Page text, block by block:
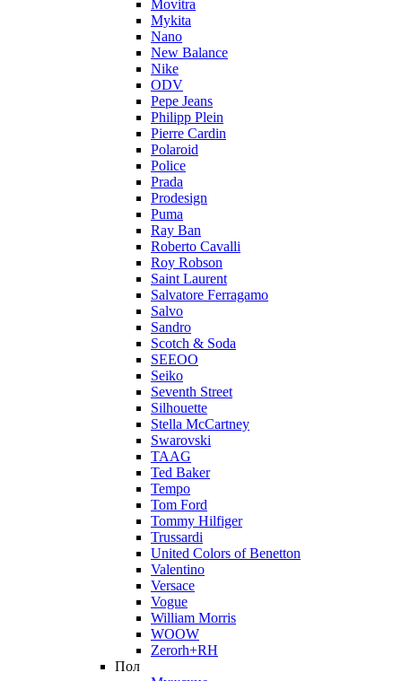
Movitra
Mykita
Nano
New Balance
Nike
ODV
Pepe Jeans
Philipp Plein
Pierre Cardin
Polaroid
Police
Prada
Prodesign
Puma
Ray Ban
Roberto Cavalli
Roy Robson
Saint Laurent
Salvatore Ferragamo
Salvo
Sandro
Scotch & Soda
SEEOO
Seiko
Seventh Street
Silhouette
Stella McCartney
Swarovski
TAAG
Ted Baker
Tempo
Tom Ford
Tommy Hilfiger
Trussardi
United Colors of Benetton
Valentino
Versace
Vogue
William Morris
WOOW
Zerorh+RH
Пол